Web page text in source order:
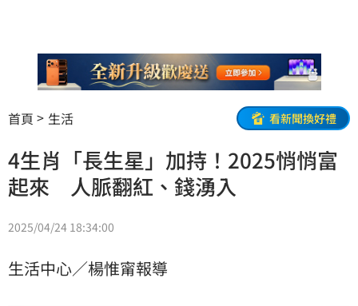
首頁 生活 看新聞換好禮
4生肖「長生星」加持！2025悄悄富
起來 人脈翻紅、錢湧入
2025/04/24 18:34:00
生活中心／楊惟甯報導